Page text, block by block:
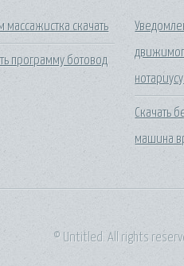
массажистка скачать
программу ботовод
Скачать
машина
© Untitled. All rights